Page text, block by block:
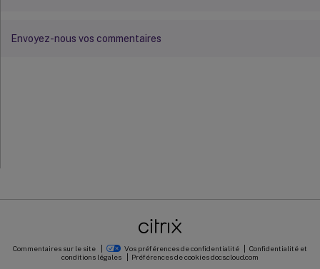
Envoyez-nous vos commentaires
Commentaires sur le site Vos préférences de confidentialité
Confidentialité et
conditions légales
Préférences de cookiesdocs.cloud.com